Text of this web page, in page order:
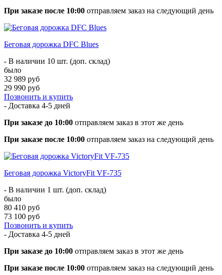
При заказе после 10:00 отправляем заказ на следующий день
Беговая дорожка DFC Blues
- В наличии 10 шт. (доп. склад)
было
32 989 руб
29 990 руб
Позвонить и купить
- Доставка 4-5 дней
При заказе до 10:00 отправляем заказ в этот же день
При заказе после 10:00 отправляем заказ на следующий день
Беговая дорожка VictoryFit VF-735
- В наличии 1 шт. (доп. склад)
было
80 410 руб
73 100 руб
Позвонить и купить
- Доставка 4-5 дней
При заказе до 10:00 отправляем заказ в этот же день
При заказе после 10:00 отправляем заказ на следующий день